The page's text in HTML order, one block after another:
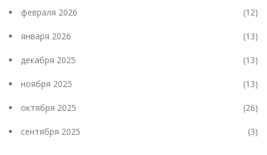
февраля 2026 (12)
января 2026 (13)
декабря 2025 (13)
ноября 2025 (13)
октября 2025 (26)
сентября 2025 (3)